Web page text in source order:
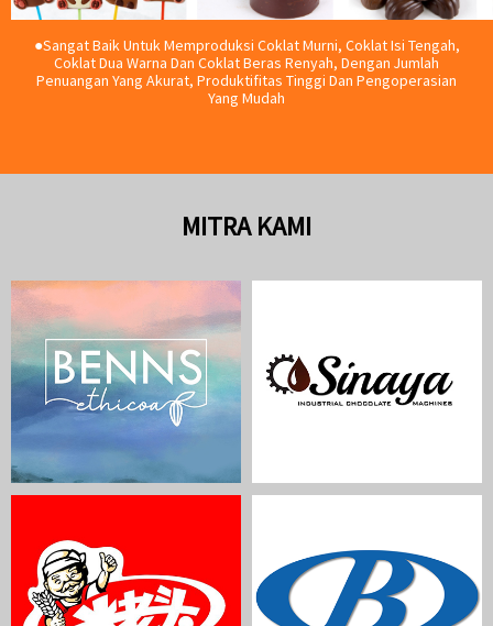
●Sangat Baik Untuk Memproduksi Coklat Murni, Coklat Isi Tengah,
Coklat Dua Warna Dan Coklat Beras Renyah, Dengan Jumlah
Penuangan Yang Akurat, Produktifitas Tinggi Dan Pengoperasian
Yang Mudah
MITRA KAMI